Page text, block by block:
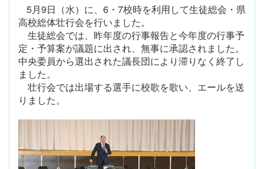
5月9日（水）に、6・7校時を利用して生徒総会・県
高校総体壮行会を行いました。
生徒総会では、昨年度の行事報告と今年度の行事予
定・予算案が議題に出され、無事に承認されました。
中央委員から選出された議長団により滞りなく終了し
ました。
壮行会では出場する選手に校歌を歌い、エールを送
りました。